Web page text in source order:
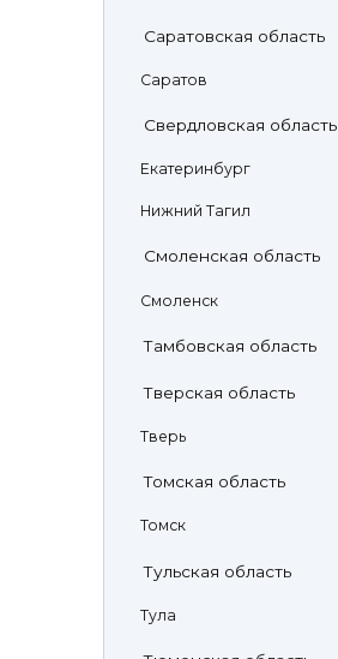
Саратовская область
Саратов
Свердловская область
Екатеринбург
Нижний Тагил
Смоленская область
Смоленск
Тамбовская область
Тверская область
Тверь
Томская область
Томск
Тульская область
Тула